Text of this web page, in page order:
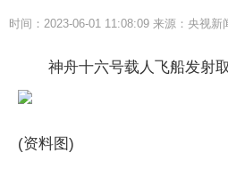
时间：2023-06-01 11:08:09 来源：央视新
神舟十六号载人飞船发射
(资料图)